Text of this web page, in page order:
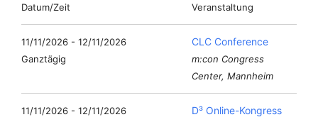
Datum/Zeit Veranstaltung
11/11/2026 - 12/11/2026
Ganztägig
CLC Conference
m:con Congress
Center, Mannheim
11/11/2026 - 12/11/2026
D³ Online-Kongress